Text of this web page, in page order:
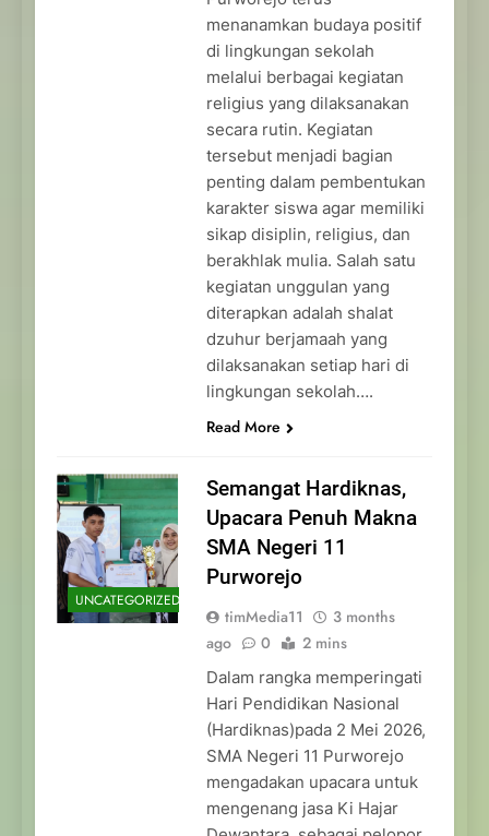
menanamkan budaya positif
di lingkungan sekolah
melalui berbagai kegiatan
religius yang dilaksanakan
secara rutin. Kegiatan
tersebut menjadi bagian
penting dalam pembentukan
karakter siswa agar memiliki
sikap disiplin, religius, dan
berakhlak mulia. Salah satu
kegiatan unggulan yang
diterapkan adalah shalat
dzuhur berjamaah yang
dilaksanakan setiap hari di
lingkungan sekolah….
Read More
UNCATEGORIZED
Semangat Hardiknas,
Upacara Penuh Makna
SMA Negeri 11
Purworejo
timMedia11
3 months
ago
0 2 mins
Dalam rangka memperingati
Hari Pendidikan Nasional
(Hardiknas)pada 2 Mei 2026,
SMA Negeri 11 Purworejo
mengadakan upacara untuk
mengenang jasa Ki Hajar